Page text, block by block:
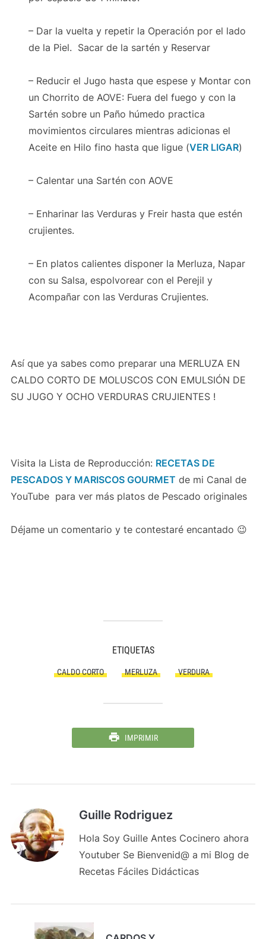
– Dar la vuelta y repetir la Operación por el lado
de la Piel. Sacar de la sartén y Reservar
– Reducir el Jugo hasta que espese y Montar con
un Chorrito de AOVE: Fuera del fuego y con la
Sartén sobre un Paño húmedo practica
movimientos circulares mientras adicionas el
Aceite en Hilo fino hasta que ligue (VER LIGAR)
– Calentar una Sartén con AOVE
– Enharinar las Verduras y Freir hasta que estén
crujientes.
– En platos calientes disponer la Merluza, Napar
con su Salsa, espolvorear con el Perejil y
Acompañar con las Verduras Crujientes.
Así que ya sabes como preparar una MERLUZA EN
CALDO CORTO DE MOLUSCOS CON EMULSIÓN DE
SU JUGO Y OCHO VERDURAS CRUJIENTES !
Visita la Lista de Reproducción: RECETAS DE
PESCADOS Y MARISCOS GOURMET de mi Canal de
YouTube para ver más platos de Pescado originales
Déjame un comentario y te contestaré encantado 😉
ETIQUETAS
CALDO CORTO MERLUZA VERDURA
IMPRIMIR
Guille Rodriguez
Hola Soy Guille Antes Cocinero ahora
Youtuber Se Bienvenid@ a mi Blog de
Recetas Fáciles Didácticas